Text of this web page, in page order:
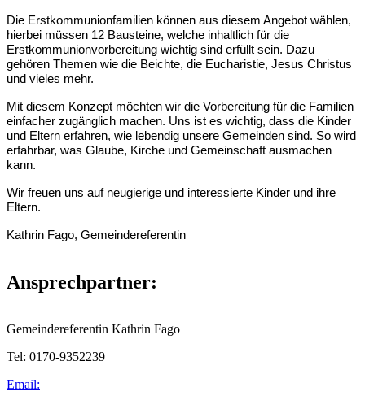
Die Erstkommunionfamilien können aus diesem Angebot wählen,
hierbei müssen 12 Bausteine, welche inhaltlich für die
Erstkommunionvorbereitung wichtig sind erfüllt sein. Dazu
gehören Themen wie die Beichte, die Eucharistie, Jesus Christus
und vieles mehr.
Mit diesem Konzept möchten wir die Vorbereitung für die Familien
einfacher zugänglich machen. Uns ist es wichtig, dass die Kinder
und Eltern erfahren, wie lebendig unsere Gemeinden sind. So wird
erfahrbar, was Glaube, Kirche und Gemeinschaft ausmachen
kann.
Wir freuen uns auf neugierige und interessierte Kinder und ihre
Eltern.
Kathrin Fago, Gemeindereferentin
Ansprechpartner:
Gemeindereferentin Kathrin Fago
Tel: 0170-9352239
Email: